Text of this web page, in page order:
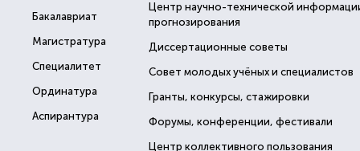
Бакалавриат
Магистратура
Специалитет
Ординатура
Аспирантура
Центр научно-технической
прогнозирования
Диссертационные советы
Совет молодых учёных и специалистов
Гранты, конкурсы, стажировки
Форумы, конференции, фестивали
Центр коллективного пользования